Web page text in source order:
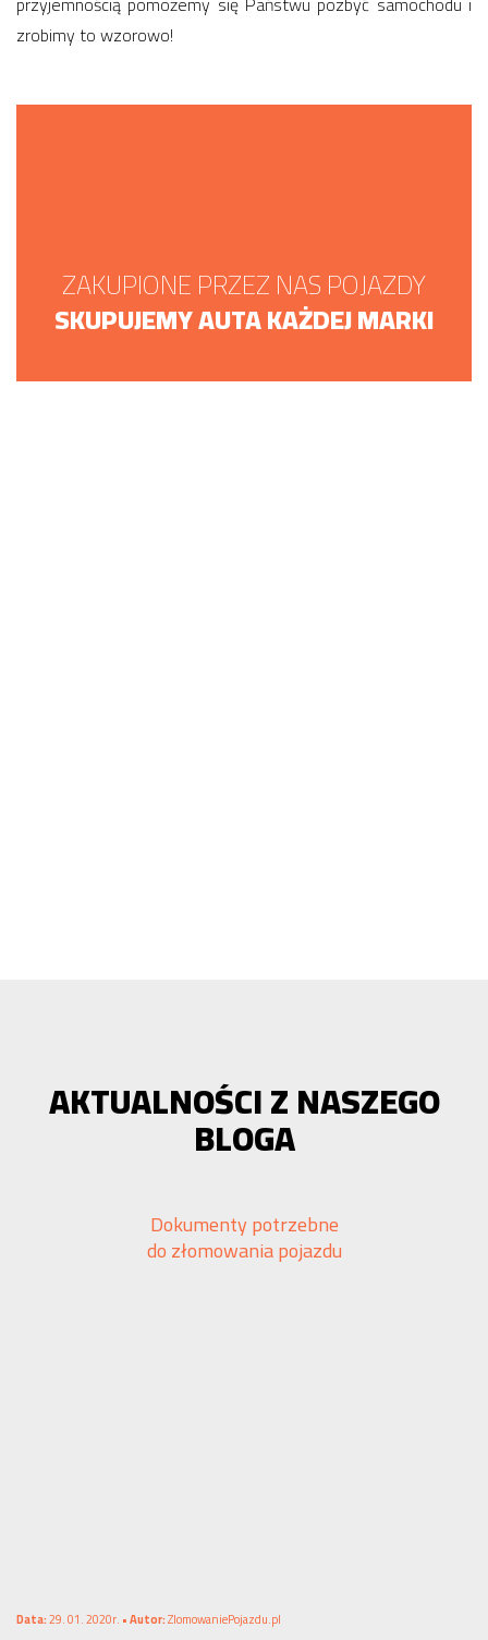
zrobimy to wzorowo!
ZAKUPIONE PRZEZ NAS POJAZDY
SKUPUJEMY AUTA KAŻDEJ MARKI
AKTUALNOŚCI Z NASZEGO
BLOGA
Dokumenty potrzebne
do złomowania pojazdu
Data:29. 01. 2020r. •Autor:ZlomowaniePojazdu.pl